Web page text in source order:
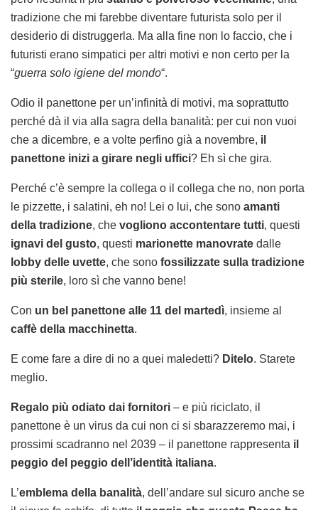
tradizione che mi farebbe diventare futurista solo per il
desiderio di distruggerla. Ma alla fine non lo faccio, che i
futuristi erano simpatici per altri motivi e non certo per la
“guerra solo igiene del mondo“.
Odio il panettone per un’infinità di motivi, ma soprattutto
perché dà il via alla sagra della banalità: per cui non vuoi
che a dicembre, e a volte perfino già a novembre, il
panettone inizi a girare negli uffici? Eh sì che gira.
Perché c’è sempre la collega o il collega che no, non porta
le pizzette, i salatini, eh no! Lei o lui, che sono amanti
della tradizione, che vogliono accontentare tutti, questi
ignavi del gusto, questi marionette manovrate dalle
lobby delle uvette, che sono fossilizzate sulla tradizione
più sterile, loro sì che vanno bene!
Con un bel panettone alle 11 del martedì, insieme al
caffè della macchinetta.
E come fare a dire di no a quei maledetti? Ditelo. Starete
meglio.
Regalo più odiato dai fornitori – e più riciclato, il
panettone è un virus da cui non ci si sbarazzeremo mai, i
prossimi scadranno nel 2039 – il panettone rappresenta il
peggio del peggio dell’identità italiana.
L’emblema della banalità, dell’andare sul sicuro anche se